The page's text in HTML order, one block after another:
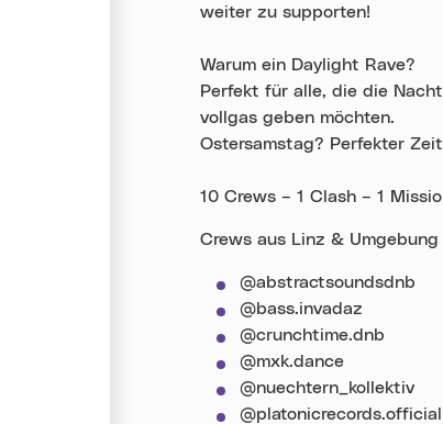
weiter zu supporten!
Warum ein Daylight Rave?
Perfekt für alle, die die
vollgas geben möchten.
Ostersamstag? Perfekter
10 Crews – 1 Clash – 1
Crews aus Linz & Umgebung
@abstractsoundsdnb
@bass.invadaz
@crunchtime.dnb
@mxk.dance
@nuechtern_kollektiv
@platonicrecords.official